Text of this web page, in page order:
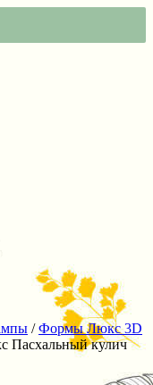
/Формы Люкс 3D
Пасхальный кулич